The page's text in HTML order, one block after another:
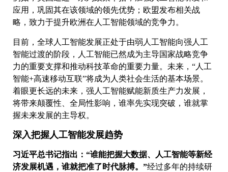
应用，巩固其在该领域的领先优势；欧盟发布相关战
略，致力于提升欧洲在人工智能领域的竞争力。
目前，全球人工智能发展正处于由弱人工智能向强人工
智能过渡的阶段，人工智能已然成为主导国家战略竞争
力的重要支撑和推动科技革命的重要力量。未来，“人工
智能+高速移动互联”将成为人类社会生活的基本场景。
着眼更长远的未来，强人工智能赋能新质生产力发展，
将带来颠覆性、全局性影响，谁率先实现突破，谁就掌
握未来发展的主导权。
深入把握人工智能发展趋势
习近平总书记指出：“谁能把握大数据、人工智能等新经
济发展机遇，谁就把准了时代脉搏。”经过多年的持续研